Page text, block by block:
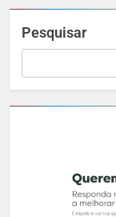
Pesquisar